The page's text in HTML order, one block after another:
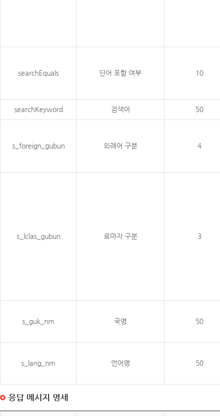
searchEquals 단어 포함 여부 10
searchKeyword 검색어 50
s_foreign_gubun 외래어 구분 4
s_lclas_gubun 로마자 구분 3
s_guk_nm 국명 50
s_lang_nm 언어명 50
응답 메시지 명세